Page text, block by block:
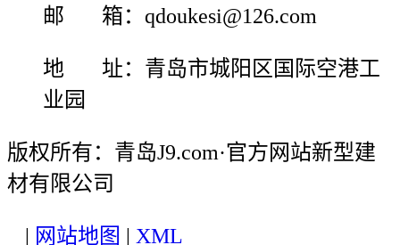
邮 箱：qdoukesi@126.com
地 址：青岛市城阳区国际空港工
业园
版权所有：青岛J9.com·官方网站新型建
材有限公司
网站地图 XML